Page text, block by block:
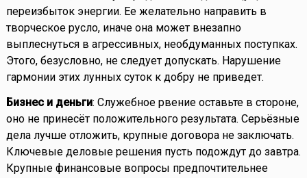
переизбыток энергии. Ее желательно направить в
творческое русло, иначе она может внезапно
выплеснуться в агрессивных, необдуманных поступках.
Этого, безусловно, не следует допускать. Нарушение
гармонии этих лунных суток к добру не приведет.
Бизнес и деньги: Служебное рвение оставьте в стороне,
оно не принесёт положительного результата. Серьёзные
дела лучше отложить, крупные договора не заключать.
Ключевые деловые решения пусть подождут до завтра.
Крупные финансовые вопросы предпочтительнее